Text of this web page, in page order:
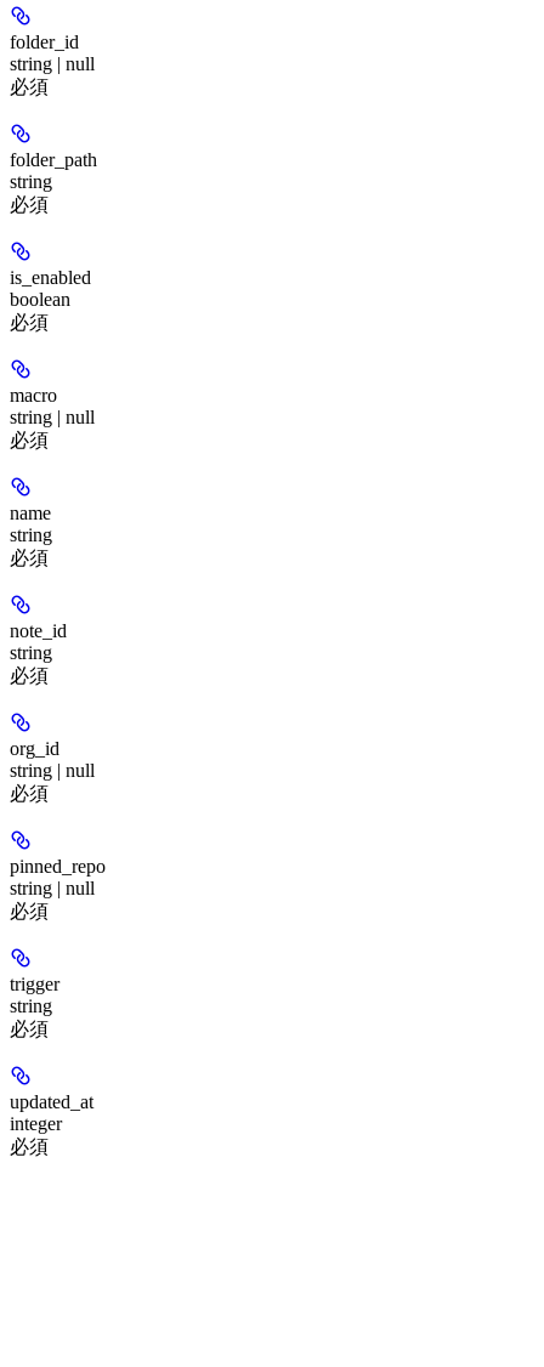
folder_id
string | null
必須
folder_path
string
必須
is_enabled
boolean
必須
macro
string | null
必須
name
string
必須
note_id
string
必須
org_id
string | null
必須
pinned_repo
string | null
必須
trigger
string
必須
updated_at
integer
必須